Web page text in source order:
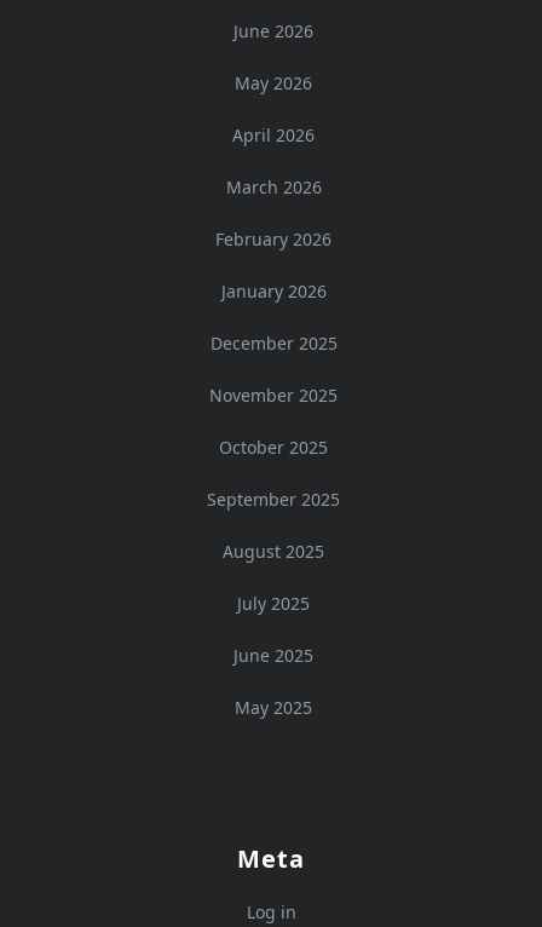
June 2026
May 2026
April 2026
March 2026
February 2026
January 2026
December 2025
November 2025
October 2025
September 2025
August 2025
July 2025
June 2025
May 2025
Meta
Log in